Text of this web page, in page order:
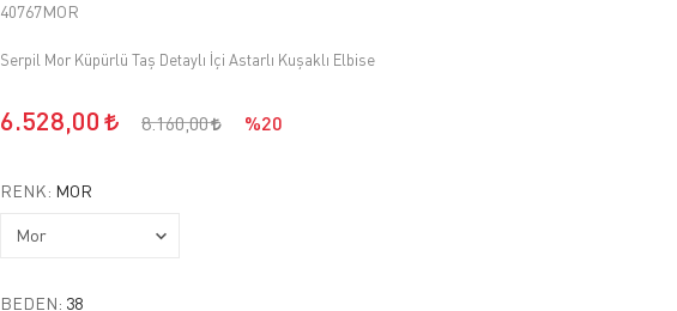
40767MOR
Serpil Mor Küpürlü Taş Detaylı İçi Astarlı Kuşaklı Elbise
6.528,00 8.160,00 %20
RENK: MOR
BEDEN: 38